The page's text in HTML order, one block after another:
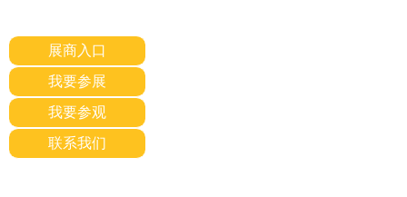
展商入口
我要参展
我要参观
联系我们